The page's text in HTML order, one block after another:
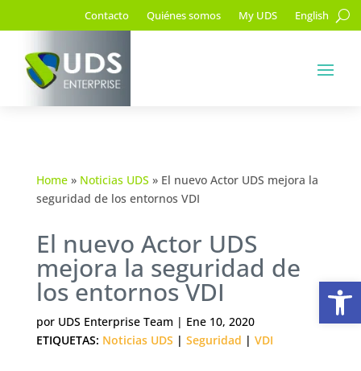
Contacto Quiénes somos My UDS English
Home» Noticias UDS » El nuevo Actor UDS mejora la
seguridad de los entornos VDI
El nuevo Actor UDS
mejora la seguridad de
los entornos VDI
por UDS Enterprise Team | Ene 10, 2020
ETIQUETAS: Noticias UDS | Seguridad | VDI